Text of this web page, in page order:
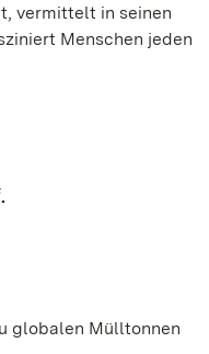
vermittelt in seinen
Menschen jeden
globalen Mülltonnen